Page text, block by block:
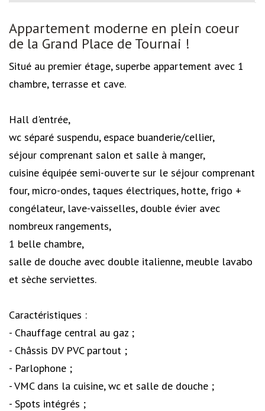
Description
Appartement moderne en plein coeur
de la Grand Place de Tournai !
Situé au premier étage, superbe appartement avec 1
chambre, terrasse et cave.
Hall d'entrée,
wc séparé suspendu, espace buanderie/cellier,
séjour comprenant salon et salle à manger,
cuisine équipée semi-ouverte sur le séjour comprenant
four, micro-ondes, taques électriques, hotte, frigo +
congélateur, lave-vaisselles, double évier avec
nombreux rangements,
1 belle chambre,
salle de douche avec double italienne, meuble lavabo
et sèche serviettes.
Caractéristiques :
- Chauffage central au gaz ;
- Châssis DV PVC partout ;
- Parlophone ;
- VMC dans la cuisine, wc et salle de douche ;
- Spots intégrés ;